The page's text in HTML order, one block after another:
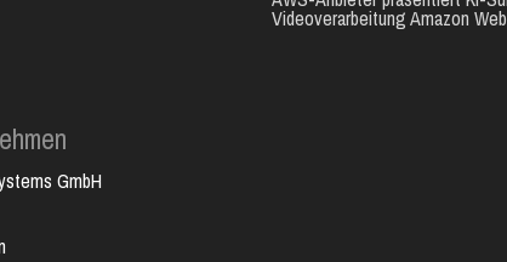
GmbH
Videoverarbeitung Amazon